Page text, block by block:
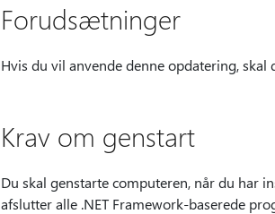
Forudsætninger
Hvis du vil anvende denne opdatering, skal
Krav om genstart
Du skal genstarte computeren, når du har
afslutter alle .NET Framework-baserede